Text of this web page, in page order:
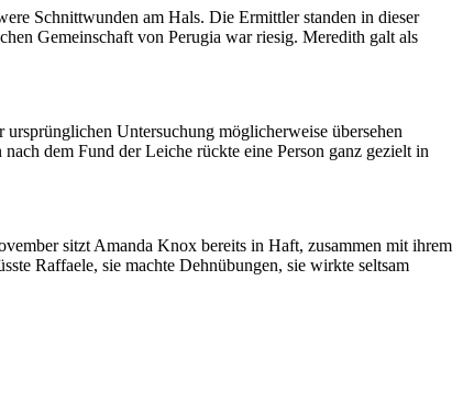
Schnittwunden am Hals. Die Ermittler standen in dieser
Gemeinschaft von Perugia war riesig. Meredith galt als
Untersuchung möglicherweise übersehen
dem Fund der Leiche rückte eine Person ganz gezielt in
sitzt Amanda Knox bereits in Haft, zusammen mit ihrem
Raffaele, sie machte Dehnübungen, sie wirkte seltsam